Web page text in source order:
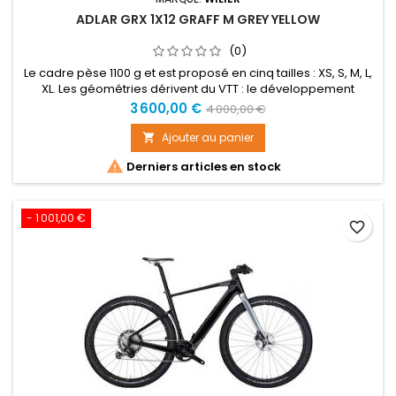
ADLAR GRX 1X12 GRAFF M GREY YELLOW
(0)
Le cadre pèse 1100 g et est proposé en cinq tailles : XS, S, M, L,
XL. Les géométries dérivent du VTT : le développement
horizontal du triangle avant (reach) est plutôt prononcé.
Cette solution permet d’adopter une potence plus courte, qui
travaille en synergie avec un angle de direction relativement
ouvert (70°). Cette évolution donne plus de maniabilité...
Prix
3 600,00 € Prix
base
4 000,00 €
 Ajouter au panier
 Derniers articles en stock
- 1 001,00 €
favorite_border